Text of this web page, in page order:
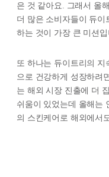
은 것 같아요. 그래서 올
더 많은 소비자들이 듀
하는 것이 가장 큰 미션입
또 하나는 듀이트리의
으로 건강하게 성장하려
는 해외 시장 진출에 더
쉬움이 있었는데 올해는
의 스킨케어로 해외에서